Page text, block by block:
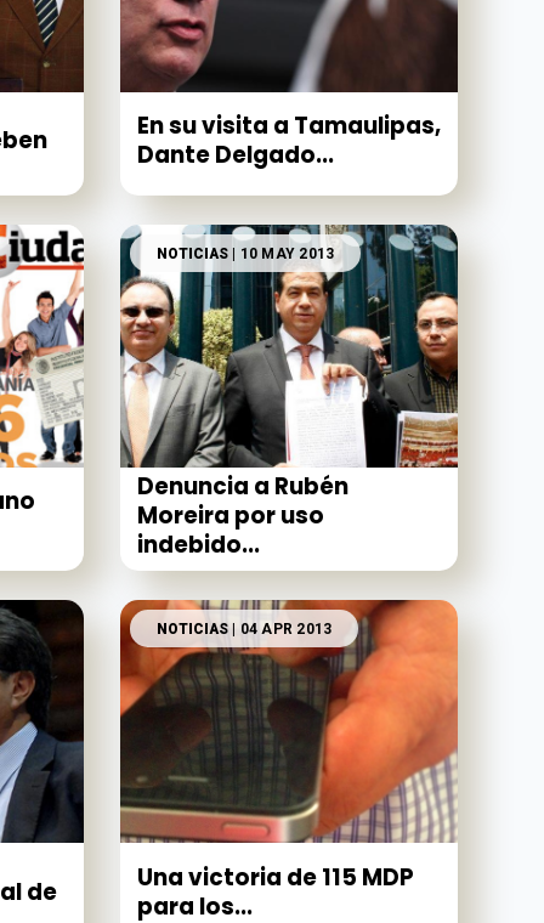
En su visita a Tamaulipas,
Dante Delgado...
NOTICIAS | 10 MAY 2013
Denuncia a Rubén
Moreira por uso
indebido...
de
NOTICIAS | 04 APR 2013
Una victoria de 115 MDP
para los...